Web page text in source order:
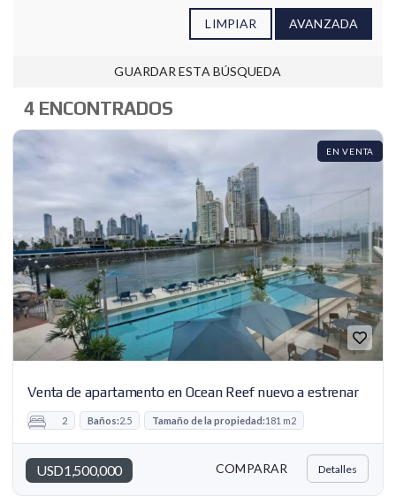
LIMPIAR AVANZADA
GUARDAR ESTA BÚSQUEDA
4 ENCONTRADOS
EN VENTA
Venta de apartamento en Ocean Reef nuevo a estrenar
USD1,500,000
2 Baños:2.5 Tamaño de la propiedad:181 m2
COMPARAR Detalles